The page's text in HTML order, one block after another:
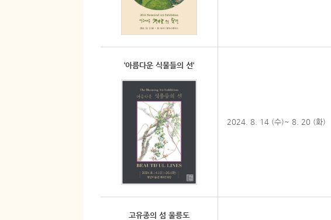
‘아름다운 식물들의 선‘
2024. 8. 14 (수)~ 8. 20 (화)
고유종의 섬 울릉도